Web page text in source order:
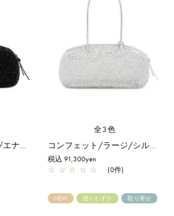
コンフェット/ラージ/エナメルブラック
全3色
コンフェット/ラージ/シルバー
税込 91,300yen
☆ ☆ ☆ ☆ ☆ (0件)
NEW 残りわずか 取り寄せ